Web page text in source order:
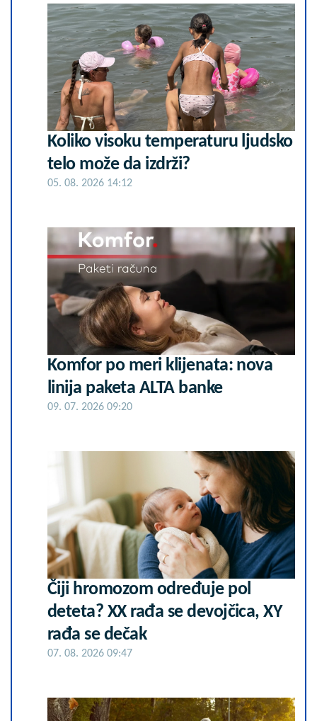
Koliko visoku temperaturu ljudsko
telo može da izdrži?
05. 08. 2026 14:12
Komfor po meri klijenata: nova
linija paketa ALTA banke
09. 07. 2026 09:20
Čiji hromozom određuje pol
deteta? XX rađa se devojčica, XY
rađa se dečak
07. 08. 2026 09:47